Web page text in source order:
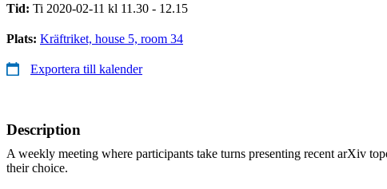
Tid: Ti 2020-02-11 kl 11.30 - 12.15
Plats: Kräftriket, house 5, room 34
Exportera till kalender
Description
A weekly meeting where participants take turns presenting recent arXiv
their choice.